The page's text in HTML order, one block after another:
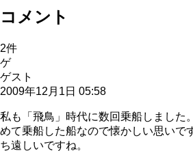
コメント
2件
ゲ
ゲスト
2009年12月1日 05:58
私も「飛鳥」時代に数回乗船しました
めて乗船した船なので懐かしい思いで
ち遠しいですね。